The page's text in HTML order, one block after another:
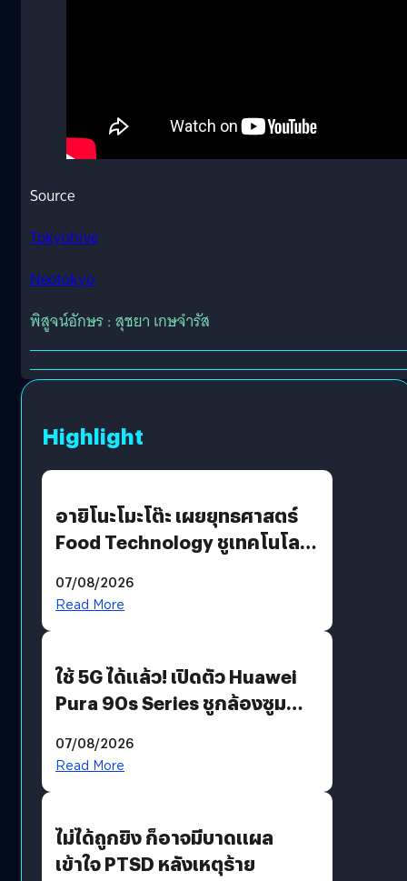
Source
Tokyohive
Neotokyo
พิสูจน์อักษร : สุชยา เกษจำรัส
Highlight
อายิโนะโมะโต๊ะ เผยยุทธศาสตร์
Food Technology ชูเทคโนโลยี
บริโภคและ B2B
07/08/2026
Read More
ใช้ 5G ได้แล้ว! เปิดตัว Huawei
Pura 90s Series ชูกล้องซูม
07/08/2026
Read More
ไม่ได้ถูกยิง ก็อาจมีบาดแผล
เข้าใจ PTSD หลังเหตุร้าย